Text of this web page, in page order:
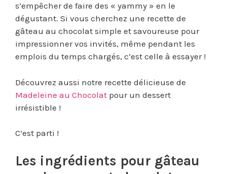
s’empêcher de faire des « yammy » en le
dégustant. Si vous cherchez une recette de
gâteau au chocolat simple et savoureuse pour
impressionner vos invités, même pendant les
emplois du temps chargés, c’est celle à essayer !
Découvrez aussi notre recette délicieuse de
Madeleine au Chocolat pour un dessert
irrésistible !
C’est parti !
Les ingrédients pour gâteau